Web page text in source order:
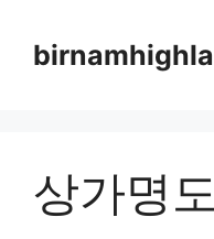
content
상가명